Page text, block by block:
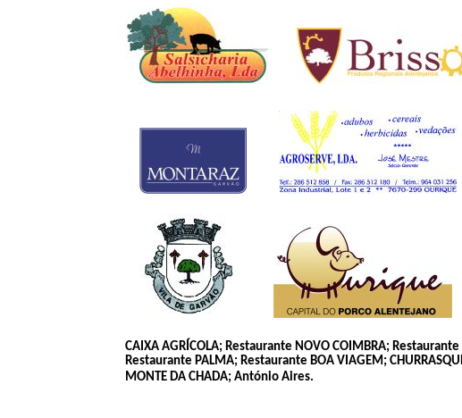
CAIXA AGRÍCOLA; Restaurante NOVO COIMBRA;
Restaurante PALMA; Restaurante BOA VIAGEM;
MONTE DA CHADA; António Aires.